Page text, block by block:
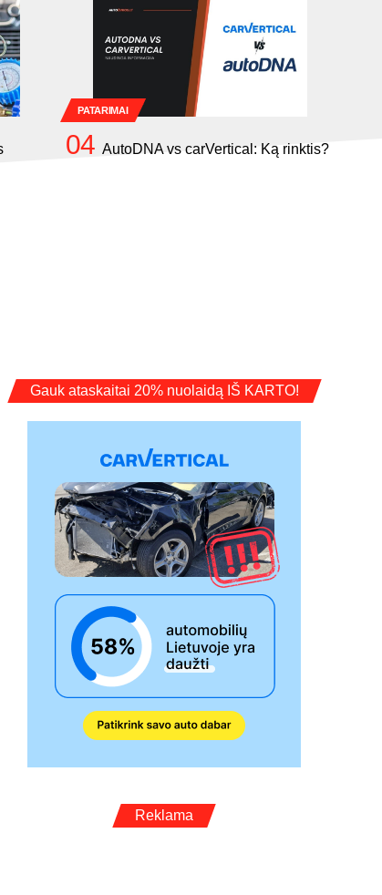
PATARIMAI
AutoDNA vs carVertical: Ką rinktis?
Gauk ataskaitai 20% nuolaidą IŠ KARTO!
Reklama